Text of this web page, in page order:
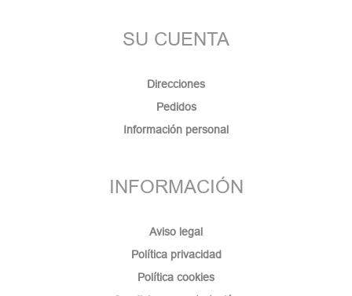
SU CUENTA
Direcciones
Pedidos
Información personal
INFORMACIÓN
Aviso legal
Política privacidad
Política cookies